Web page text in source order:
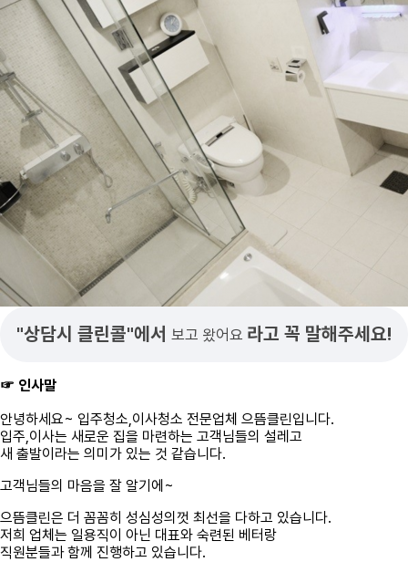
"상담시 클린콜"에서 보고 왔어요 라고 꼭 말해주세요!
☞ 인사말
안녕하세요~ 입주청소,이사청소 전문업체 으뜸클린입니다.
입주,이사는 새로운 집을 마련하는 고객님들의 설레고
새 출발이라는 의미가 있는 것 같습니다.
고객님들의 마음을 잘 알기에~
으뜸클린은 더 꼼꼼히 성심성의껏 최선을 다하고 있습니다.
저희 업체는 일용직이 아닌 대표와 숙련된 베터랑
직원분들과 함께 진행하고 있습니다.